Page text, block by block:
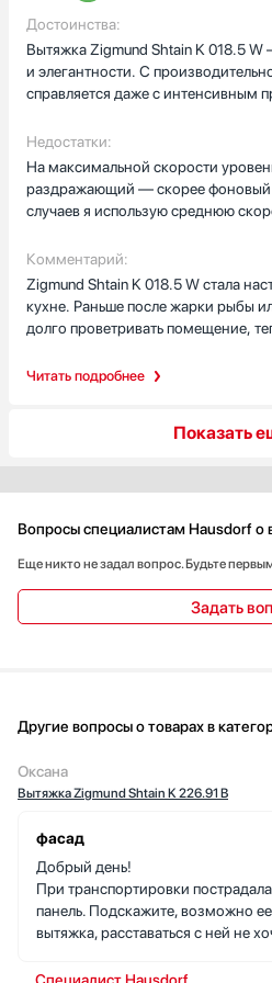
запотевают. Лампочки меняются
хватает средней.
комнаты‑студии: утром жарю
уже свежо. Нержавейка легко
ежедневной готовки вывод
Читать подробнее
Достоинства:
Вытяжка Zigmund Shtain K 018.5
и элегантности. С
справляется даже с интенсивным
работает не менее эффективно
угольным фильтрам, которые
сенсорное, интуитивное и тихое —
кнопкам, достаточно лёгкого
равномерно освещает рабочую
этом очень стильный — она
интерьер.
Недостатки:
На максимальной скорости
раздражающий — скорее фоновый
случаев я использую среднюю
работы в режиме отвода
вентиляционный канал — это
при установке.
Комментарий:
Zigmund Shtain K 018.5 W стала
кухне. Раньше после жарки рыбы
долго проветривать помещение,
снимаются и моются в
вы ищете мощную, тихую иПоказать
Вопросы специалистам Hausdorf о
Еще никто не задал вопрос. Будьте
Задать
Другие вопросы о товарах в
Оксана
Вытяжка Zigmund Shtain K 226.91 B
фасад
Добрый день!
При транспортировки
панель. Подскажите, возможно
вытяжка, расставаться с ней не